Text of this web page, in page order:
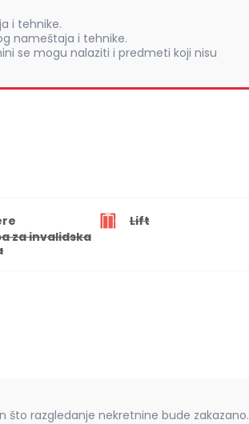
i tehnike.
nameštaja i tehnike.
se mogu nalaziti i predmeti koji nisu
Lift
za invalidska
što razgledanje nekretnine bude zakazano.